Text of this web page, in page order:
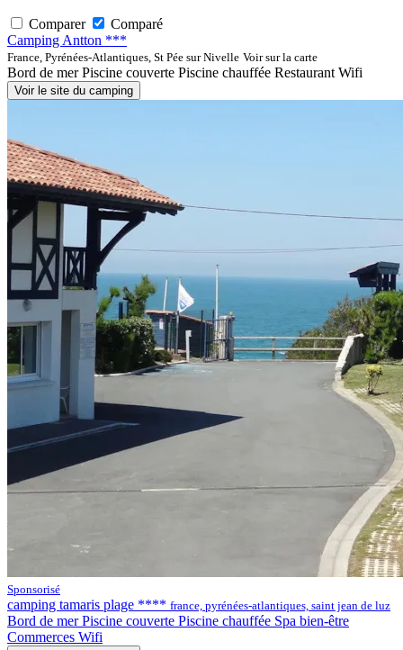
Comparer
Comparé
Camping Antton ***
France, Pyrénées-Atlantiques, St Pée sur Nivelle Voir sur la carte
Bord de mer Piscine couverte Piscine chauffée Restaurant Wifi
Voir le site du camping
Sponsorisé
camping tamaris plage **** france, pyrénées-atlantiques, saint jean de luz
Bord de merPiscine couverte Piscine chauffée Spa bien-être
Commerces Wifi